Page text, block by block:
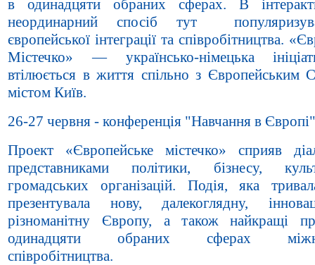
в одинадцяти обраних сферах. В
неординарний спосіб тут
європейської інтеграції та співробітництва.
Містечко» — українсько-німецька
втілюється в життя спільно з Європейським
містом Київ.
26-27 червня - конференція "Навчання в
Проект «Європейське містечко» сприяв
представниками політики, бізнесу,
громадських організацій. Подія, яка
презентувала нову, далекоглядну,
різноманітну Європу, а також найкращі
одинадцяти обраних сферах
співробітництва.